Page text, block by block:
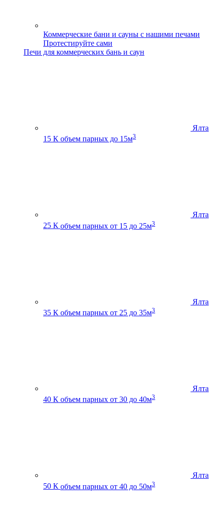
Коммерческие бани и сауны с нашими печами
Протестируйте сами
Печи для коммерческих бань и саун
Ялта
15 К объем парных до 15м3
Ялта
25 К объем парных от 15 до 25м3
Ялта
35 К объем парных от 25 до 35м3
Ялта
40 К объем парных от 30 до 40м3
Ялта
50 К объем парных от 40 до 50м3